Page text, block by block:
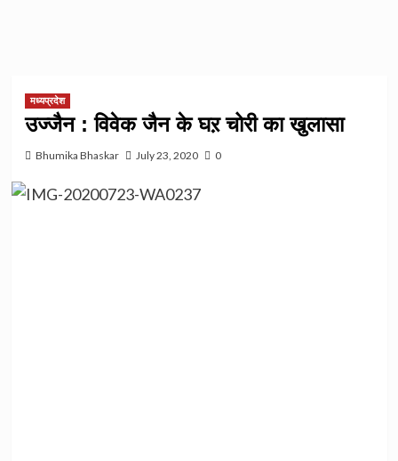
मध्यप्रदेश
उज्जैन : विवेक जैन के घऱ चोरी का खुलासा
Bhumika Bhaskar July 23, 2020 0